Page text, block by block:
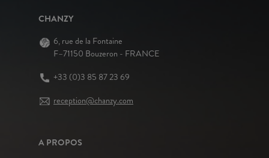
CHANZY
6, rue de la Fontaine
F–71150 Bouzeron - FRANCE
+33 (0)3 85 87 23 69
reception@chanzy.com
A PROPOS